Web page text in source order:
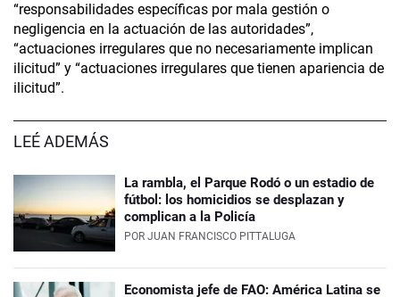
“responsabilidades específicas por mala gestión o
negligencia en la actuación de las autoridades”,
“actuaciones irregulares que no necesariamente implican
ilicitud” y “actuaciones irregulares que tienen apariencia de
ilicitud”.
LEÉ ADEMÁS
La rambla, el Parque Rodó o un estadio de
fútbol: los homicidios se desplazan y
complican a la Policía
POR JUAN FRANCISCO PITTALUGA
Economista jefe de FAO: América Latina se